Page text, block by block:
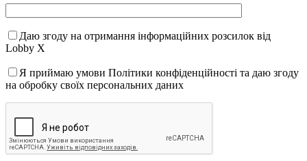
Даю згоду на отримання інформаційних розсилок від
Lobby X
Я приймаю умови Політики конфіденційності та даю згоду
на обробку своїх персональних даних